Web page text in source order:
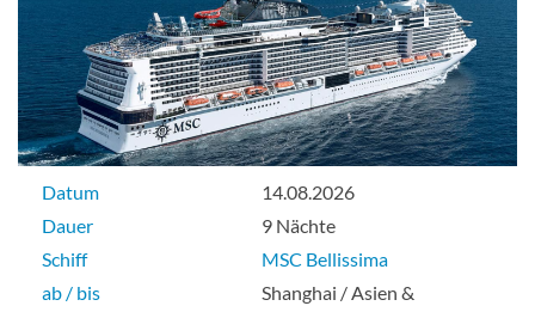
Datum
14.08.2026
Dauer
9 Nächte
Schiff
MSC Bellissima
ab / bis
Shanghai / Asien &